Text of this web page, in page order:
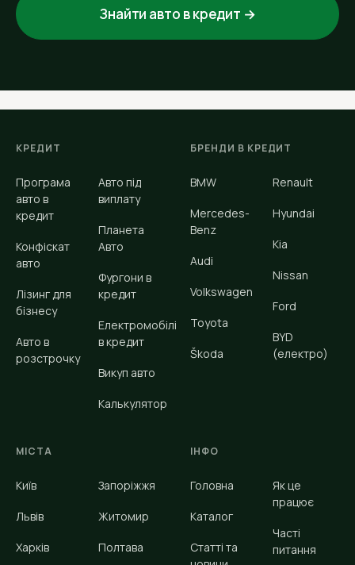
Знайти авто в кредит →
КРЕДИТ
Програма
авто в
кредит
Конфіскат
авто
Лізинг для
бізнесу
Авто в
розстрочку
Авто під
виплату
Планета
Авто
Фургони в
кредит
Електромобілі
в кредит
Викуп авто
Калькулятор
БРЕНДИ В КРЕДИТ
BMW
Mercedes-
Benz
Audi
Volkswagen
Toyota
Škoda
Renault
Hyundai
Kia
Nissan
Ford
BYD
(електро)
МІСТА
Київ
Львів
Харків
Запоріжжя
Житомир
Полтава
ІНФО
Головна
Каталог
Статті та
Як це
працює
Часті
питання